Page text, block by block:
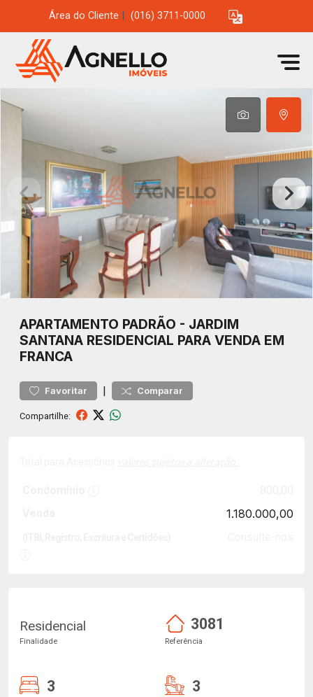
Área do Cliente (016) 3711-0000
APARTAMENTO PADRÃO - JARDIM
SANTANA RESIDENCIAL PARA VENDA EM
FRANCA
Favoritar | Comparar
Compartilhe:
1.180.000,00
Residencial
Finalidade
3081
Referência
3 3